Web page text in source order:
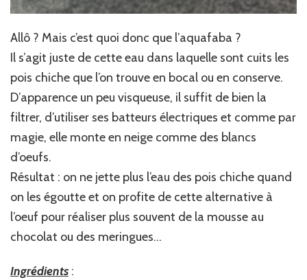
Allô ? Mais c’est quoi donc que l’aquafaba ?
Il s’agit juste de cette eau dans laquelle sont cuits les
pois chiche que l’on trouve en bocal ou en conserve.
D’apparence un peu visqueuse, il suffit de bien la
filtrer, d’utiliser ses batteurs électriques et comme par
magie, elle monte en neige comme des blancs
d’oeufs.
Résultat : on ne jette plus l’eau des pois chiche quand
on les égoutte et on profite de cette alternative à
l’oeuf pour réaliser plus souvent de la mousse au
chocolat ou des meringues…
Ingrédients :